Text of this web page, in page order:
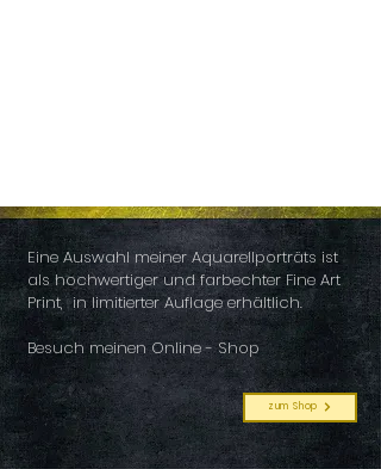
Eine Auswahl meiner Aquarellporträts ist
als hochwertiger und farbechter Fine Art
Print, in limitierter Auflage erhältlich.
Besuch meinen Online - Shop
zum Shop